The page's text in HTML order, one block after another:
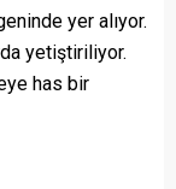
yer alıyor.
yetiştiriliyor.
has bir